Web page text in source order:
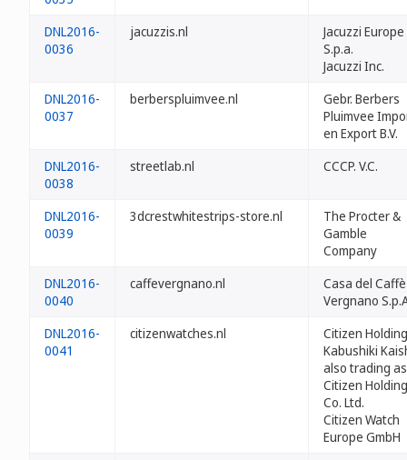
DNL2016-
0036
jacuzzis.nl
Jacuzzi Europe
S.p.a.
Jacuzzi Inc.
DNL2016-
0037
berberspluimvee.nl
Gebr. Berbers
Pluimvee
en Export B.V.
DNL2016-
0038
streetlab.nl CCCP. V.C.
DNL2016-
0039
3dcrestwhitestrips-store.nl
The Procter &
Gamble
Company
DNL2016-
0040
caffevergnano.nl
Casa del Caffè
Vergnano
DNL2016-
0041
citizenwatches.nl
Citizen
Kabushiki
also trading as
Citizen
Co. Ltd.
Citizen Watch
Europe GmbH